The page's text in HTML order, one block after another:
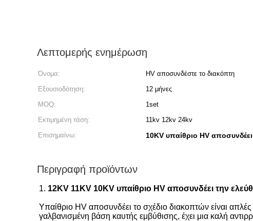
Λεπτομερής ενημέρωση
Όνομα: HV αποσυνδέστε το διακόπτη
Εξουσιοδότηση:
12 μήνες
MOQ:
1set
Εκτιμημένη τάση:
11kv 12kv 24kv
Επισημαίνω:
10KV υπαίθριο HV
Περιγραφή προϊόντων
1. 12KV 11KV 10KV υπαίθριο HV αποσυνδέει την
Υπαίθριο HV αποσυνδέει το σχέδιο διακοπτών είναι
γαλβανισμένη βάση καυτής εμβύθισης, έχει μια καλή